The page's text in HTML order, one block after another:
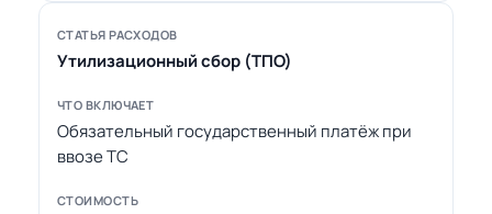
Утилизационный сбор (ТПО)
Обязательный государственный платёж при
ввозе ТС